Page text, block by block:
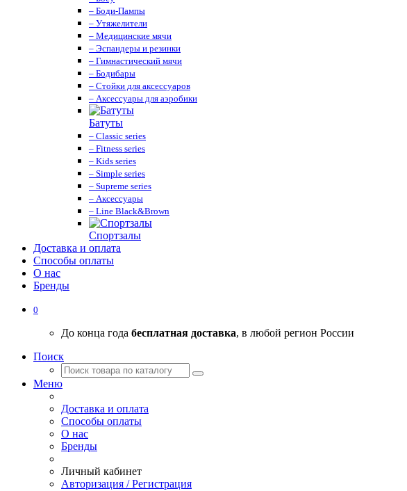
– Боди-Пампы
– Утяжелители
– Медицинские мячи
– Эспандеры и резинки
– Гимнастический мячи
– Бодибары
– Стойки для аксессуаров
– Аксессуары для аэробики
Батуты
– Classic series
– Fitness series
– Kids series
– Simple series
– Supreme series
– Аксессуары
– Line Black&Brown
Спортзалы
Доставка и оплата
Способы оплаты
О нас
Бренды
0
До конца года бесплатная доставка, в любой регион России
Поиск
Меню
Доставка и оплата
Способы оплаты
О нас
Бренды
Личный кабинет
Авторизация / Регистрация